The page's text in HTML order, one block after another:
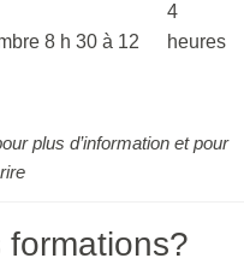
8 h 30 à 12
4
heures
plus d’information et pour
formations?